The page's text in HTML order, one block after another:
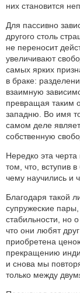
них становится
Для пассивно
другого столь
не переносит
увеличивают
самых ярких
в браке:
взаимную
превращая таким
западню. Во имя
самом деле
собственную
Нередко эта
том, что, вступив
чему научились и
Благодаря такой
супружеские
стабильности, но
что они любят
приобретена
прекращению
и снова мы
только между